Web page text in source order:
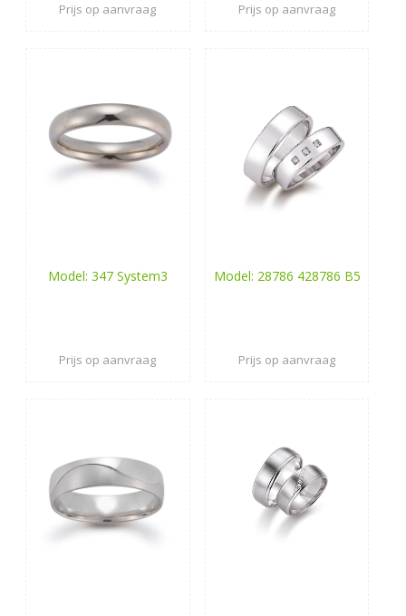
Prijs op aanvraag Prijs op aanvraag
Model: 347 System3
Prijs op aanvraag
Model: 28786 428786 B5
Prijs op aanvraag